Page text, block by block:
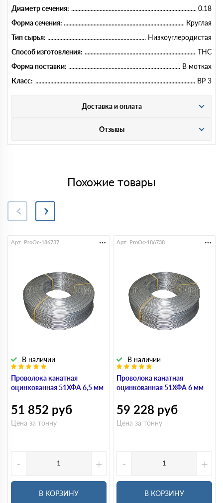
Диаметр сечения:
0.18
Форма сечения:
Круглая
Тип сырья:
Низкоуглеродистая
Способ изготовления:
ТНС
Форма поставки:
В мотках
Класс:
ВР 3
Доставка и оплата
Отзывы
Похожие товары
Проволока канатная
оцинкованная 51ХФА 6,5 мм
В наличии
Арт. ProOc-186737
51 852 руб
Цена за тонну
- +
В КОРЗИНУ
Проволока канатная
оцинкованная 51ХФА 6 мм
В наличии
Арт. ProOc-186738
59 228 руб
Цена за тонну
- +
В КОРЗИНУ